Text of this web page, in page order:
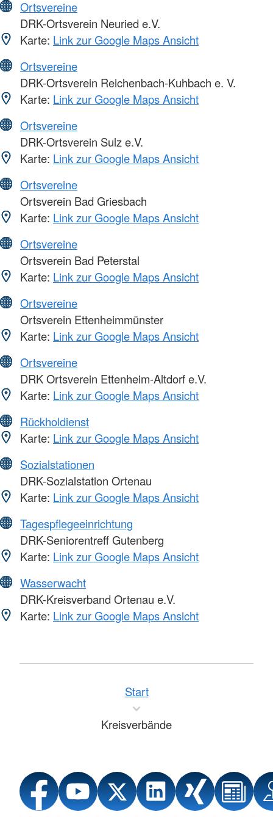
Ortsvereine
DRK-Ortsverein Neuried e.V.
Karte: Link zur Google Maps Ansicht
Ortsvereine
DRK-Ortsverein Reichenbach-Kuhbach e. V.
Karte: Link zur Google Maps Ansicht
Ortsvereine
DRK-Ortsverein Sulz e.V.
Karte: Link zur Google Maps Ansicht
Ortsvereine
Ortsverein Bad Griesbach
Karte: Link zur Google Maps Ansicht
Ortsvereine
Ortsverein Bad Peterstal
Karte: Link zur Google Maps Ansicht
Ortsvereine
Ortsverein Ettenheimmünster
Karte: Link zur Google Maps Ansicht
Ortsvereine
DRK Ortsverein Ettenheim-Altdorf e.V.
Karte: Link zur Google Maps Ansicht
Rückholdienst
Karte: Link zur Google Maps Ansicht
Sozialstationen
DRK-Sozialstation Ortenau
Karte: Link zur Google Maps Ansicht
Tagespflegeeinrichtung
DRK-Seniorentreff Gutenberg
Karte: Link zur Google Maps Ansicht
Wasserwacht
DRK-Kreisverband Ortenau e.V.
Karte: Link zur Google Maps Ansicht
Start
Kreisverbände